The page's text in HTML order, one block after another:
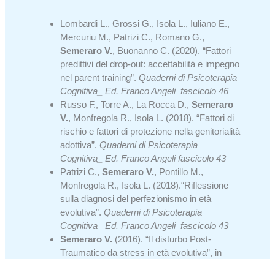
Lombardi L., Grossi G., Isola L., Iuliano E.,
Mercuriu M., Patrizi C., Romano G.,
Semeraro V., Buonanno C. (2020). “Fattori
predittivi del drop-out: accettabilità e impegno
nel parent training”.Quaderni di Psicoterapia
Cognitiva_ Ed. Franco Angeli fascicolo 46
Russo F., Torre A., La Rocca D.,Semeraro
V., Monfregola R., Isola L. (2018). “Fattori di
rischio e fattori di protezione nella genitorialità
adottiva”.Quaderni di Psicoterapia
Cognitiva_ Ed. Franco Angeli fascicolo 43
Patrizi C.,Semeraro V., Pontillo M.,
Monfregola R., Isola L. (2018).“Riflessione
sulla diagnosi del perfezionismo in età
evolutiva”.Quaderni di Psicoterapia
Cognitiva_ Ed. Franco Angeli fascicolo 43
Semeraro V. (2016). “Il disturbo Post-
Traumatico da stress in età evolutiva”, in